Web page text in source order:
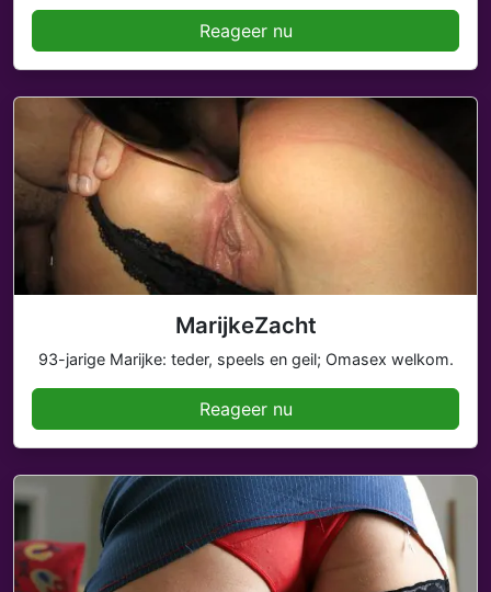
Reageer nu
MarijkeZacht
93-jarige Marijke: teder, speels en geil; Omasex welkom.
Reageer nu